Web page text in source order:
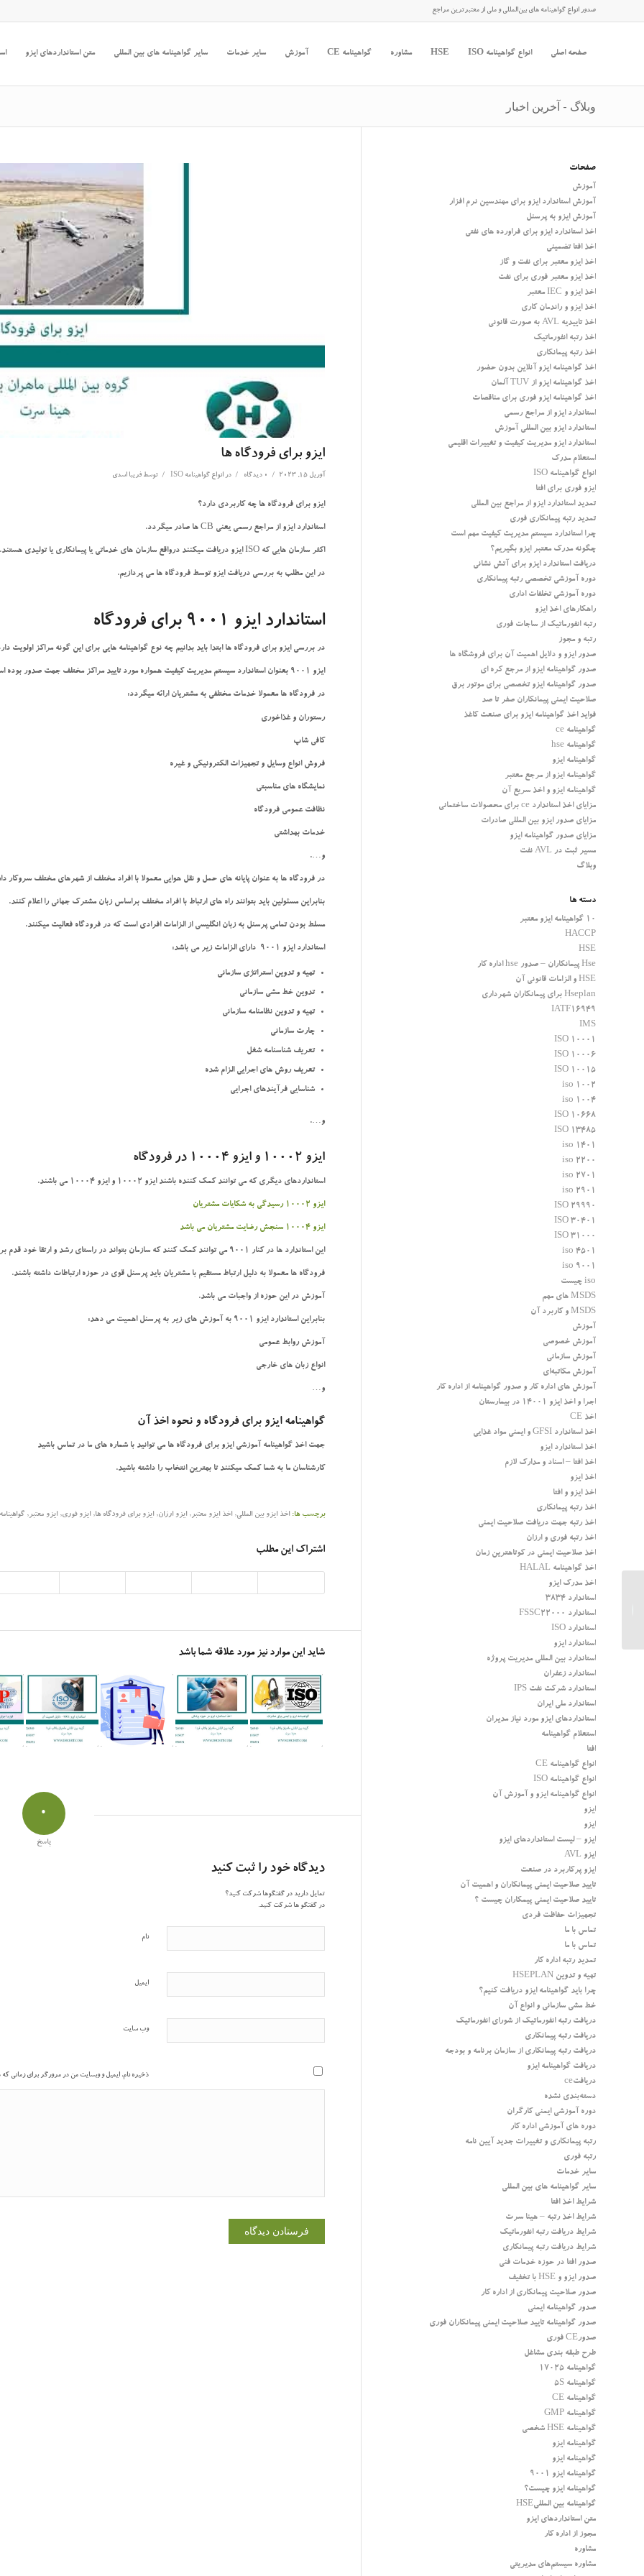
صدور انواع گواهینامه های بین‌المللی و ملی از معتبرترین مراجع
صفحه اصلی انواع گواهینامه ISO HSE مشاوره گواهینامه CE آموزش سایر خدمات سایر گواهینامه های بین المللی متن استانداردهای ایزو
وبلاگ - آخرین اخبار
ایزو برای فرودگاه ها
آوریل 15, 2023 / 0 دیدگاه / در انواع گواهینامه ISO / توسط فریبا اسدی
ایزو برای فرودگاه ها چه کاربردی دارد؟
استاندارد ایزو از مراجع رسمی یعنی CB ها صادر میگردد.
اکثر سازمان هایی که ISO ایزو دریافت میکنند درواقع سازمان های خدماتی یا پیمانکاری یا تولیدی هستند.
در این مطلب به بررسی دریافت ایزو توسط فرودگاه ها می پردازیم.
استاندارد ایزو 9001 برای فرودگاه
در بررسی ایزو برای فرودگاه ها ابتدا باید بدانیم چه نوع گواهینامه هایی برای این گونه مراکز اولویت
ایزو 9001 بعنوان استاندارد سیستم مدیریت کیفیت همواره مورد تایید مراکز مختلف جهت صدور بوده است.
در فرودگاه ها معمولا خدمات مختلفی به مشتریان ارائه میگردد:
رستوران و غذاخوری
کافی شاپ
فروش انواع وسایل و تجهیزات الکترونیکی و غیره
نمایشگاه های مناسبتی
نظافت عمومی فرودگاه
خدمات بهداشتی
و….
در فرودگاه ها به عنوان پایانه های حمل و نقل هوایی معمولا با افراد مختلف از شهرهای مختلف سروکار
بنابراین مسئولین باید بتوانند راه های ارتباط با افراد مختلف براساس زبان مشترک جهانی را اعلام کنند.
مسلط بودن تمامی پرسنل به زبان انگلیسی از الزامات افرادی است که در فرودگاه فعالیت میکنند.
استاندارد ایزو 9001 دارای الزامات زیر می باشد:
تهیه و تدوین استراتژی سازمانی
تدوین خط مشی سازمانی
تهیه و تدوین نظامنامه سازمانی
چارت سازمانی
تعریف شناسنامه شغل
تعریف روش های اجرایی الزام شده
شناسایی فرآیندهای اجرایی
و….
ایزو 10002 و ایزو 10004 در فرودگاه
استانداردهای دیگری که می توانند کمک کننده باشند ایزو 10002 و ایزو 10004 می باشند.
ایزو 10002 رسیدگی به شکایات مشتریان
ایزو 10004 سنجش رضایت مشتریان می باشد
این استاندارد ها در کنار 9001 می توانند کمک کنند که سازمان بتواند در راستای رشد و ارتقا خود قدم بردارد.
فرودگاه ها معمولا به دلیل ارتباط مستقیم با مشتریان باید پرسنل قوی در حوزه ارتباطات داشته باشند.
آموزش در این حوزه از واجبات می باشد.
بنابراین استاندارد ایزو 9001 به آموزش های زیر به پرسنل اهمیت می دهد:
آموزش روابط عمومی
انواع زبان های خارجی
و…
گواهینامه ایزو برای فرودگاه و نحوه اخذ آن
جهت اخذ گواهینامه آموزشی ایزو برای فرودگاه ها می توانید با شماره های ما در تماس باشید
کارشناسان ما به شما کمک میکنند تا بهترین انتخاب را داشته باشید.
برچسب ها: اخذ ایزو بین المللی, اخذ ایزو معتبر, ایزو ارزان, ایزو برای فرودگاه ها, ایزو فوری, ایزو معتبر,
اشتراک این مطلب
شاید این موارد نیز مورد علاقه شما باشد
0
پاسخ
دیدگاه خود را ثبت کنید
تمایل دارید در گفتگوها شرکت کنید؟
در گفتگو ها شرکت کنید.
نام
ایمیل
وب‌ سایت
ذخیره نام، ایمیل و وبسایت من در مرورگر برای زمانی
صفحات
آموزش
آموزش استاندارد ایزو برای مهندسین نرم افزار
آموزش ایزو به پرسنل
اخذ استاندارد ایزو برای فراورده های نفتی
اخذ افتا تضمینی
اخذ ایزو معتبر برای نفت و گاز
اخذ ایزو معتبر فوری برای نفت
اخذ ایزو و IEC معتبر
اخذ ایزو و راندمان کاری
اخذ تاییدیه AVL به صورت قانونی
اخذ رتبه انفورماتیک
اخذ رتبه پیمانکاری
اخذ گواهینامه ایزو آنلاین بدون حضور
اخذ گواهینامه ایزو از TUV آلمان
اخذ گواهینامه ایزو فوری برای مناقصات
استاندارد ایزو از مراجع رسمی
استاندارد ایزو بین المللی آموزش
استاندارد ایزو مدیریت کیفیت و تغییرات اقلیمی
استعلام مدرک
انواع گواهینامه ISO
ایزو فوری برای افتا
تمدید استاندارد ایزو از مراجع بین المللی
تمدید رتبه پیمانکاری فوری
چرا استاندارد سیستم مدیریت کیفیت مهم است
چگونه مدرک معتبر ایزو بگیریم؟
دریافت استاندارد ایزو برای آتش نشانی
دوره آموزشی تخصصی رتبه پیمانکاری
دوره آموزشی تخلفات اداری
راهکارهای اخذ ایزو
رتبه انفورماتیک از ساجات فوری
رتبه و مجوز
صدور ایزو و دلایل اهمیت آن برای فروشگاه ها
صدور گواهینامه ایزو از مرجع کره ای
صدور گواهینامه ایزو تخصصی برای موتور برق
صلاحیت ایمنی پیمانکاران صفر تا صد
فواید اخذ گواهینامه ایزو برای صنعت کاغذ
گواهینامه ce
گواهینامه hse
گواهینامه ایزو
گواهینامه ایزو از مرجع معتبر
گواهینامه ایزو و اخذ سریع آن
مزایای اخذ استاندارد ce برای محصولات ساختمانی
مزایای صدور ایزو بین المللی صادرات
مزایای صدور گواهینامه ایزو
مسیر ثبت در AVL نفت
وبلاگ
دسته ها
10 گواهینامه ایزو معتبر
HACCP
HSE
Hse پیمانکاران – صدور hse اداره کار
HSE و الزامات قانونی آن
Hseplan برای پیمانکاران شهرداری
IATF16949
IMS
ISO 10001
ISO 10006
ISO 10015
iso 1002
iso 1004
ISO 10668
ISO 13485
iso 1401
iso 2200
iso 2701
iso 2901
ISO 29990
ISO 30401
ISO 31000
iso 4501
iso 9001
iso چیست
MSDS های مهم
MSDS و کاربرد آن
آموزش
آموزش خصوصی
آموزش سازمانی
آموزش مکاتبه‌ای
آموزش های اداره کار و صدور گواهینامه از اداره کار
اجرا و اخذ ایزو 14001 در بیمارستان
اخذ CE
اخذ استاندارد GFSI و ایمنی مواد غذایی
اخذ استاندارد ایزو
اخذ افتا – اسناد و مدارک لازم
اخذ ایزو
اخذ ایزو و افتا
اخذ رتبه پیمانکاری
اخذ رتبه جهت دریافت صلاحیت ایمنی
اخذ رتبه فوری و ارزان
اخذ صلاحیت ایمنی در کوتاهترین زمان
اخذ گواهینامه HALAL
اخذ مدرک ایزو
استاندارد 3834
استاندارد FSSC22000
استاندارد ISO
استاندارد ایزو
استاندارد بین المللی مدیریت پروژه
استاندارد زعفران
استاندارد شرکت نفت IPS
استاندارد ملی ایران
استانداردهای ایزو مورد نیاز مدیران
استعلام گواهینامه
افتا
انواع گواهینامه CE
انواع گواهینامه ISO
انواع گواهینامه ایزو و آموزش آن
ایزو
ایزو
ایزو – لیست استانداردهای ایزو
ایزو AVL
ایزو پرکاربرد در صنعت
تایید صلاحیت ایمنی پیمانکاران و اهمیت آن
تایید صلاحیت ایمنی پیمکاران چیست ؟
تجهیزات حفاظت فردی
تماس با ما
تماس با ما
تمدید رتبه اداره کار
تهیه و تدوین HSEPLAN
چرا باید گواهینامه ایزو دریافت کنیم؟
خط مشی سازمانی و انواع آن
دریافت رتبه انفورماتیک از شورای انفورماتیک
دریافت رتبه پیمانکاری
دریافت رتبه پیمانکاری از سازمان برنامه و بودجه
دریافت گواهینامه ایزو
دریافتce
دسته‌بندی نشده
دوره آموزشی ایمنی کارگران
دوره های آموزشی اداره کار
رتبه پیمانکاری و تغییرات جدید آیین نامه
رتبه فوری
سایر خدمات
سایر گواهینامه های بین المللی
شرایط اخذ افتا
شرایط اخذ رتبه – هینا سرت
شرایط دریافت رتبه انفورماتیک
شرایط دریافت رتبه پیمانکاری
صدور افتا در حوزه خدمات فنی
صدور ایزو و HSE با تخفیف
صدور صلاحیت پیمانکاری از اداره کار
صدور گواهینامه ایمنی
صدور گواهینامه تایید صلاحیت ایمنی پیمانکاران فوری
صدورCE فوری
طرح طبقه بندی مشاغل
گواهینامه 17025
گواهینامه 5S
گواهینامه CE
گواهینامه GMP
گواهینامه HSE شخصی
گواهینامه ایزو
گواهینامه ایزو
گواهینامه ایزو 9001
گواهینامه ایزو چیست؟
گواهینامه بین المللیHSE
متن استانداردهای ایزو
مجوز از اداره کار
مشاوره
مشاوره سیستم‌های مدیریتی
کشتی و فناوری دریایی...